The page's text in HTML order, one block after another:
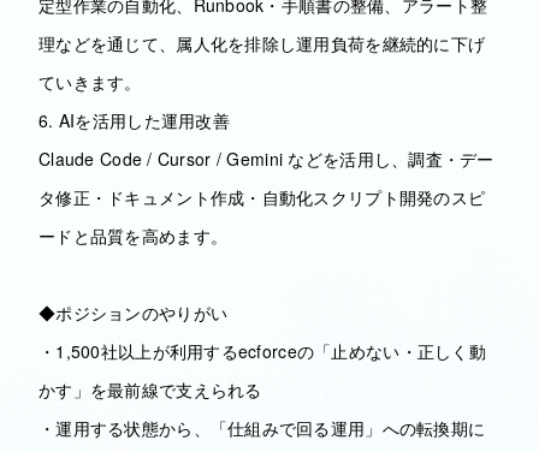
定型作業の自動化、Runbook・手順書の整備、アラート整
理などを通じて、属人化を排除し運用負荷を継続的に下げ
ていきます。
6. AIを活用した運用改善
Claude Code / Cursor / Gemini などを活用し、調査・デー
タ修正・ドキュメント作成・自動化スクリプト開発のスピ
ードと品質を高めます。
◆ポジションのやりがい
・1,500社以上が利用するecforceの「止めない・正しく動
かす」を最前線で支えられる
・運用する状態から、「仕組みで回る運用」への転換期に